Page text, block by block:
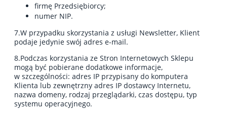
firmę Przedsiębiorcy;
numer NIP.
7.W przypadku skorzystania z usługi Newsletter, Klient
podaje jedynie swój adres e-mail.
8.Podczas korzystania ze Stron Internetowych Sklepu
mogą być pobierane dodatkowe informacje,
w szczególności: adres IP przypisany do komputera
Klienta lub zewnętrzny adres IP dostawcy Internetu,
nazwa domeny, rodzaj przeglądarki, czas dostępu, typ
systemu operacyjnego.